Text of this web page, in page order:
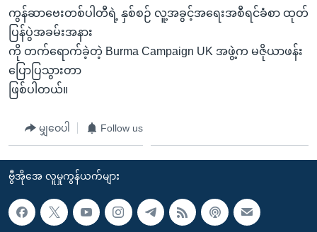
ကွန်ဆာဗေးတစ်ပါတီရဲ့ နှစ်စဉ် လူ့အခွင့်အရေးအစီရင်ခံစာ ထုတ်
ပြန်ပွဲအခမ်းအနား
ကို တက်ရောက်ခဲ့တဲ့ Burma Campaign UK အဖွဲ့က မဇိုယာဖန်း
ပြောပြသွားတာ
ဖြစ်ပါတယ်။
မျှဝေပါ Follow us
ဗွီအိုအေ လူမှုကွန်ယက်များ